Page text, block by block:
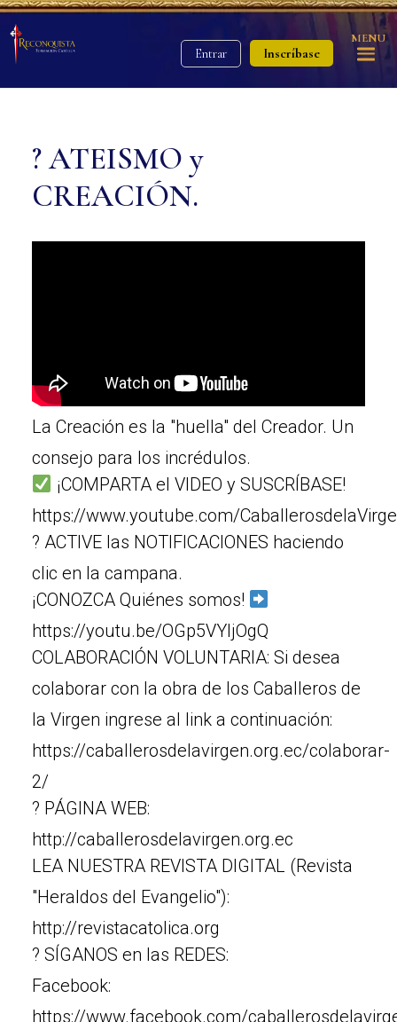
Entrar Inscríbase
MENU
? ATEISMO y
CREACIÓN.
La Creación es la "huella" del Creador. Un
consejo para los incrédulos.
¡COMPARTA el VIDEO y SUSCRÍBASE!
https://www.youtube.com/
? ACTIVE las NOTIFICACIONES haciendo
clic en la campana.
¡CONOZCA Quiénes somos!
https://youtu.be/OGp5VYljOgQ
COLABORACIÓN VOLUNTARIA: Si desea
colaborar con la obra de los Caballeros de
la Virgen ingrese al link a continuación:
https://caballerosdelavirgen.org.ec/colaborar-
2/
? PÁGINA WEB:
http://caballerosdelavirgen.org.ec
LEA NUESTRA REVISTA DIGITAL (Revista
"Heraldos del Evangelio"):
http://revistacatolica.org
? SÍGANOS en las REDES:
Facebook:
https://www.facebook.com/